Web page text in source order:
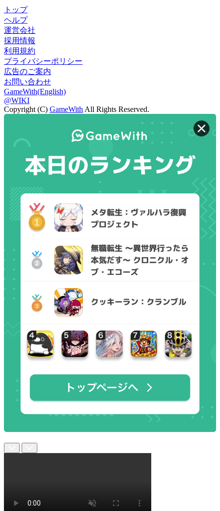
トップ
ヘルプ
運営会社
採用情報
利用規約
プライバシーポリシー
広告のご案内
お問い合わせ
GameWith(English)
@WIKI
Copyright (C) GameWith All Rights Reserved.